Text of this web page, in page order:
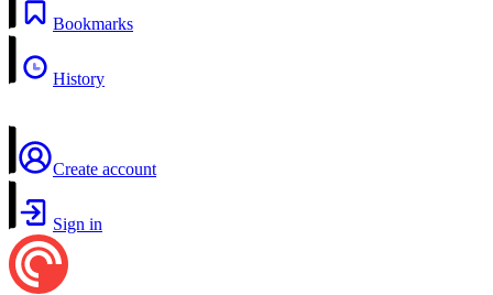
Bookmarks
History
Create account
Sign in